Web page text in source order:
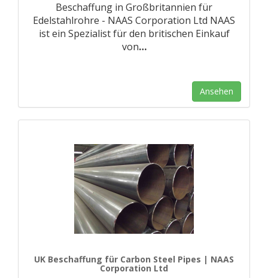
Beschaffung in Großbritannien für
Edelstahlrohre - NAAS Corporation Ltd NAAS
ist ein Spezialist für den britischen Einkauf
von…
Ansehen
UK Beschaffung für Carbon Steel Pipes | NAAS
Corporation Ltd